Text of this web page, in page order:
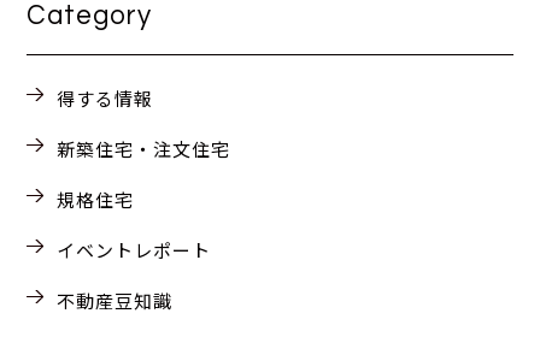
Category
得する情報
新築住宅・注文住宅
規格住宅
イベントレポート
不動産豆知識